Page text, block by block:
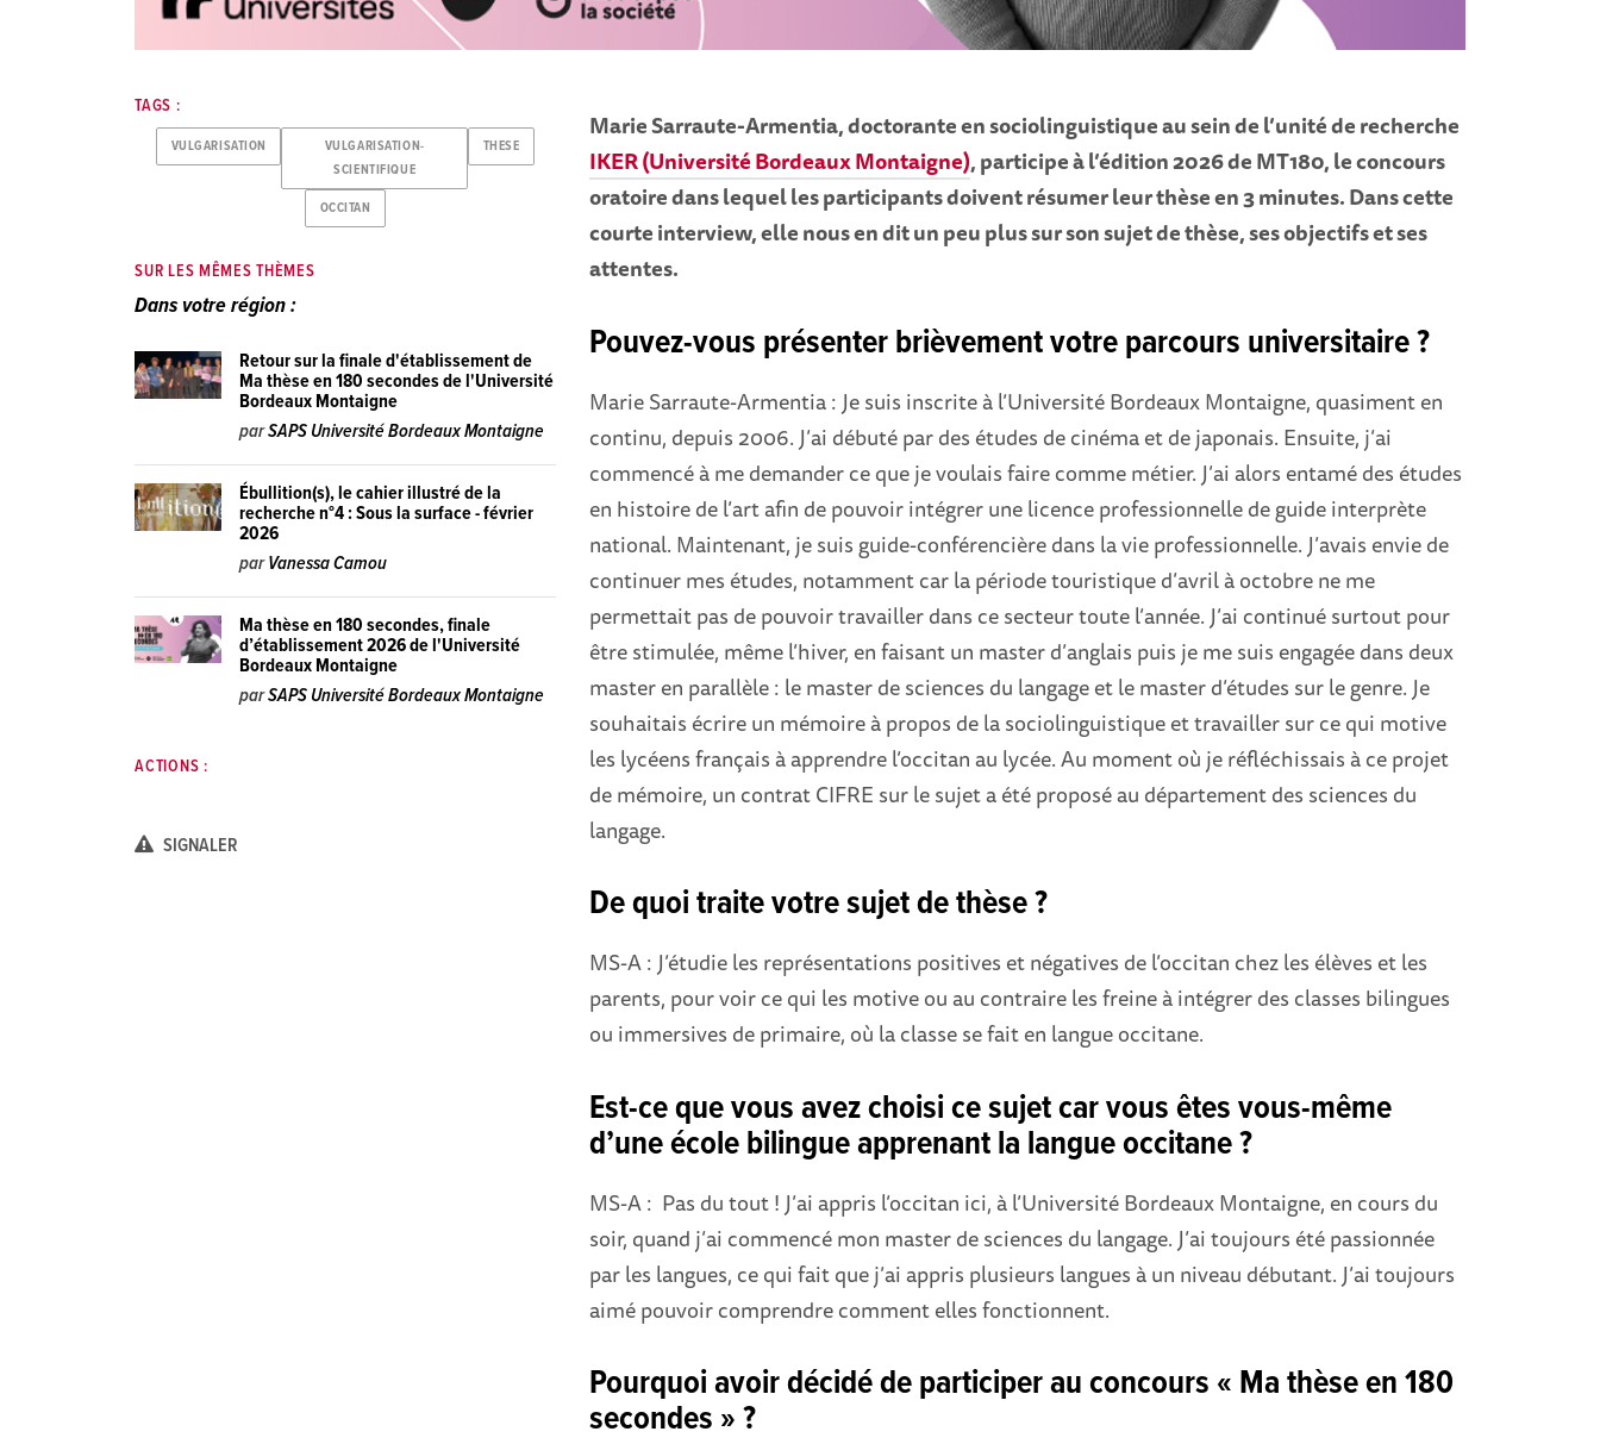
Marie Sarraute-Armentia, doctorante en sociolinguistique au sein de l’unité de recherche
IKER (Université Bordeaux Montaigne), participe à l’édition 2026 de MT180, le concours
oratoire dans lequel les participants doivent résumer leur thèse en 3 minutes. Dans cette
courte interview, elle nous en dit un peu plus sur son sujet de thèse, ses objectifs et ses
attentes.
Pouvez-vous présenter brièvement votre parcours universitaire ?
Marie Sarraute-Armentia : Je suis inscrite à l’Université Bordeaux Montaigne, quasiment en
continu, depuis 2006. J’ai débuté par des études de cinéma et de japonais. Ensuite, j’ai
commencé à me demander ce que je voulais faire comme métier. J’ai alors entamé des études
en histoire de l’art afin de pouvoir intégrer une licence professionnelle de guide interprète
national. Maintenant, je suis guide-conférencière dans la vie professionnelle. J’avais envie de
continuer mes études, notamment car la période touristique d’avril à octobre ne me
permettait pas de pouvoir travailler dans ce secteur toute l’année. J’ai continué surtout pour
être stimulée, même l’hiver, en faisant un master d’anglais puis je me suis engagée dans deux
master en parallèle : le master de sciences du langage et le master d’études sur le genre. Je
souhaitais écrire un mémoire à propos de la sociolinguistique et travailler sur ce qui motive
les lycéens français à apprendre l’occitan au lycée. Au moment où je réfléchissais à ce projet
de mémoire, un contrat CIFRE sur le sujet a été proposé au département des sciences du
langage.
De quoi traite votre sujet de thèse ?
MS-A : J’étudie les représentations positives et négatives de l’occitan chez les élèves et les
parents, pour voir ce qui les motive ou au contraire les freine à intégrer des classes bilingues
ou immersives de primaire, où la classe se fait en langue occitane.
Est-ce que vous avez choisi ce sujet car vous êtes vous-même
d’une école bilingue apprenant la langue occitane ?
MS-A : Pas du tout ! J’ai appris l’occitan ici, à l’Université Bordeaux Montaigne, en cours du
soir, quand j’ai commencé mon master de sciences du langage. J’ai toujours été passionnée
par les langues, ce qui fait que j’ai appris plusieurs langues à un niveau débutant. J’ai toujours
aimé pouvoir comprendre comment elles fonctionnent.
Pourquoi avoir décidé de participer au concours « Ma thèse en 180
secondes » ?
TAGS :
VULGARISATION
VULGARISATION-
SCIENTIFIQUE
THESE
OCCITAN
SUR LES MÊMES THÈMES
Dans votre région :
Retour sur la finale d'établissement de
Ma thèse en 180 secondes de l'Université
Bordeaux Montaigne
parSAPS Université Bordeaux Montaigne
Ébullition(s), le cahier illustré de la
recherche n°4 : Sous la surface - février
2026
parVanessa Camou
Ma thèse en 180 secondes, finale
d’établissement 2026 de l'Université
Bordeaux Montaigne
parSAPS Université Bordeaux Montaigne
ACTIONS :
SIGNALER